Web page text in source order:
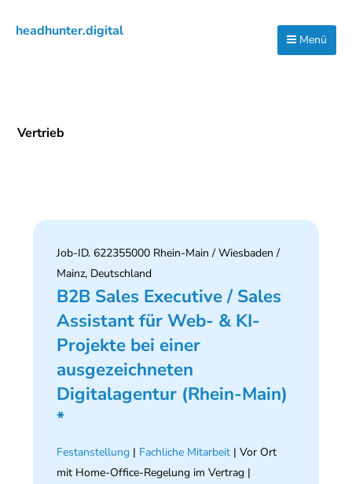
Hauptnavigation
Inhalt
Seitenspalte
headhunter.digital
Menü
Vertrieb
Job-ID. 622355000 Rhein-Main / Wiesbaden /
Mainz, Deutschland
B2B Sales Executive / Sales
Assistant für Web- & KI-
Projekte bei einer
ausgezeichneten
Digitalagentur (Rhein-Main)
*
Festanstellung | Fachliche Mitarbeit | Vor Ort
mit Home-Office-Regelung im Vertrag |